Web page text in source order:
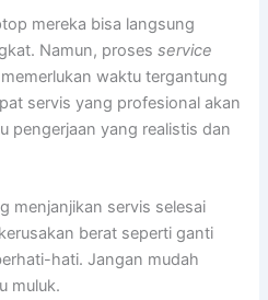
mereka bisa langsung
Namun, prosesservice
waktu tergantung
servis yang profesional akan
pengerjaan yang realistis dan
menjanjikan servis selesai
berat seperti ganti
hati. Jangan mudah
muluk.